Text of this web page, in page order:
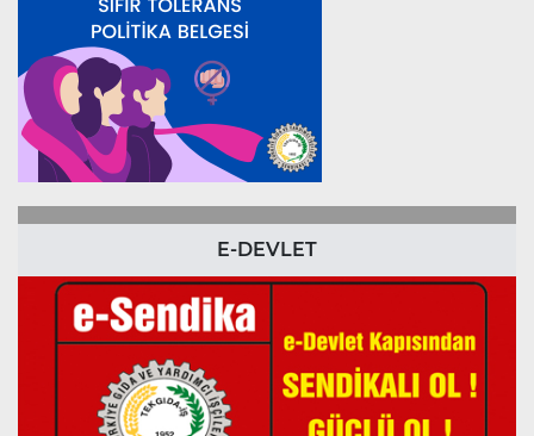
E-DEVLET